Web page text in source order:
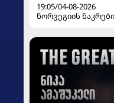
19:05/04-08-2026
ნორვეგიის